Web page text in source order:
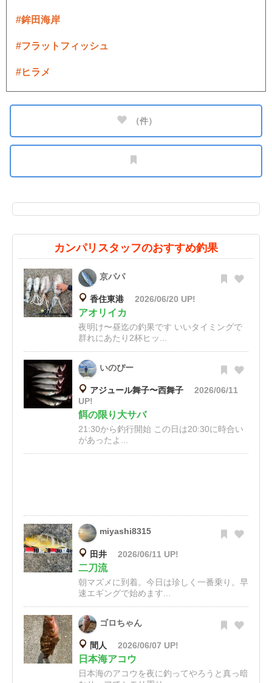
#鉾田海岸
#フラットフィッシュ
#ヒラメ
（件）
カンパリスタッフのおすすめ釣果
京パパ
香住東港 2026/06/20 UP!
アオリイカ
夜明け〜昼迄の釣果です いいタイミングで
群れにあたり2杯ヒッ...
いのぴー
アジュール舞子〜西舞子
2026/06/11
UP!
餌の限り大サバ
21:30から釣行開始 この日は20:30に時合い
があったよ...
miyashi8315
田井 2026/06/11 UP!
二刀流
朝マズメに到着。今日は珍しく一番乗り。早
速エギングで始めます...
ゴロちゃん
間人 2026/06/07 UP!
日本海アコウ
日本海のアコウを夜に釣ってやろうと真っ暗